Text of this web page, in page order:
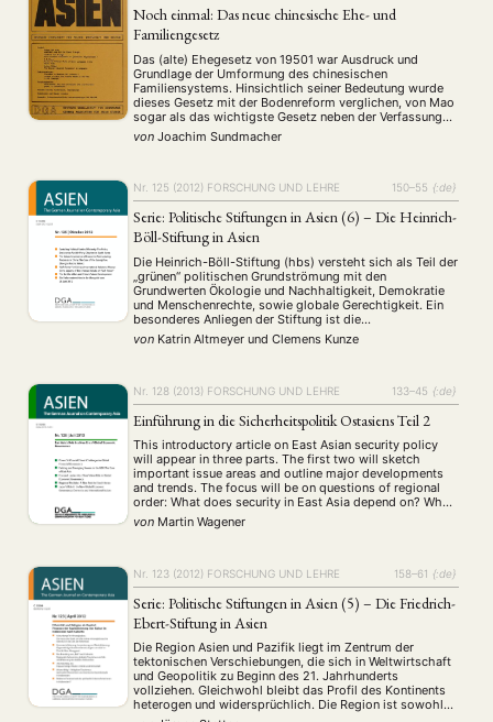
Noch einmal: Das neue chinesische Ehe- und
Familiengesetz
Das (alte) Ehegesetz von 19501 war Ausdruck und
Grundlage der Umformung des chinesischen
Familiensystems. Hinsichtlich seiner Bedeutung wurde
dieses Gesetz mit der Bodenreform verglichen, von Mao
sogar als das wichtigste Gesetz neben der Verfassung
bezeichnet. Die Verwirklichung des Gesetzes, dessen
erklärtes Ziel die Aufhebung des feudalistischen
von Joachim Sundmacher
Nr. 125 (2012) FORSCHUNG UND LEHRE 150–55 {:de}
Serie: Politische Stiftungen in Asien (6) – Die Heinrich-
Böll-Stiftung in Asien
Die Heinrich-Böll-Stiftung (hbs) versteht sich als Teil der
„grünen“ politischen Grundströmung mit den
Grundwerten Ökologie und Nachhaltigkeit, Demokratie
und Menschenrechte, sowie globale Gerechtigkeit. Ein
besonderes Anliegen der Stiftung ist die
gesellschaftliche Emanzipation und die
Gleichberechtigung von Frauen und Männern. Neben der
von Katrin Altmeyer und Clemens Kunze
Nr. 128 (2013) FORSCHUNG UND LEHRE 133–45 {:de}
Einführung in die Sicherheitspolitik Ostasiens Teil 2
This introductory article on East Asian security policy
will appear in three parts. The first two will sketch
important issue areas and outline major developments
and trends. The focus will be on questions of regional
order: What does security in East Asia depend on? Who
creates it? Who threatens it? Part 1 discusses theoretical
approaches …
von Martin Wagener
Nr. 123 (2012) FORSCHUNG UND LEHRE 158–61 {:de}
Serie: Politische Stiftungen in Asien (5) – Die Friedrich-
Ebert-Stiftung in Asien
Die Region Asien und Pazifik liegt im Zentrum der
tektonischen Verschiebungen, die sich in Weltwirtschaft
und Geopolitik zu Beginn des 21. Jahrhunderts
vollziehen. Gleichwohl bleibt das Profil des Kontinents
heterogen und widersprüchlich. Die Region ist sowohl